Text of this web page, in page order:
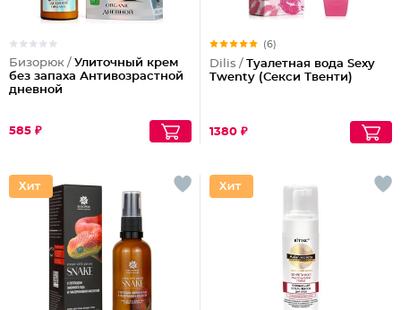
Бизорюк / Улиточный крем
без запаха Антивозрастной
дневной
585 ₽
(6)
Dilis / Туалетная вода Sexy
Twenty (Секси Твенти)
1380 ₽